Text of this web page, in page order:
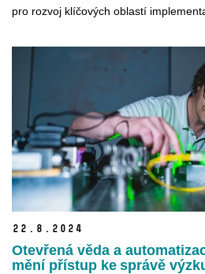
pro rozvoj klíčových oblastí
22. 8. 2024
Otevřená věda a
mění přístup ke správě